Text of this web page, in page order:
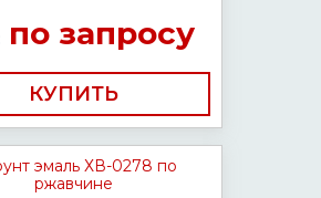
по запросу
КУПИТЬ